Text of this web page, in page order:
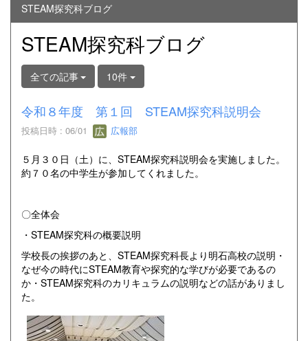
STEAM探究科ブログ
STEAM探究科ブログ
全ての記事 10件
令和８年度 第１回 STEAM探究科説明会
投稿日時 : 06/01 広報部
５月３０日（土）に、STEAM探究科説明会を実施しました。
約７０名の中学生が参加してくれました。
〇全体会
・STEAM探究科の概要説明
学校長の挨拶のあと、STEAM探究科長より明石高校の説明・
なぜ今の時代にSTEAM教育や探究的な学びが必要であるの
か・STEAM探究科のカリキュラムの説明などの話がありまし
た。